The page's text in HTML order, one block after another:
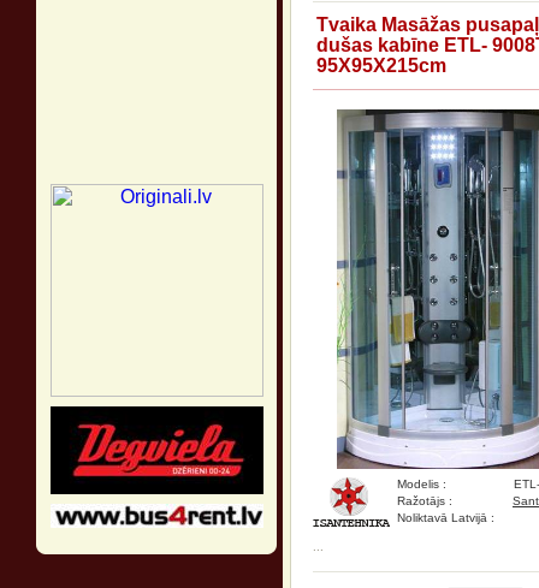
Tvaika Masāžas
dušas kabīne ETL-
95X95X215cm
Modelis :
Ražotājs :
Noliktavā Latvijā :